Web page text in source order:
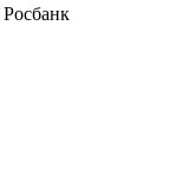
Росбанк